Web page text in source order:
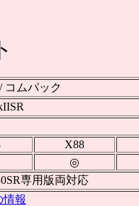
コムパック
X88
◎
専用版両対応
情報